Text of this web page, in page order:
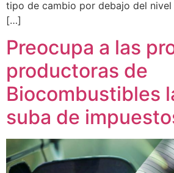
tipo de cambio por debajo del
[…]
Preocupa a las
productoras de
Biocombustibles
suba de